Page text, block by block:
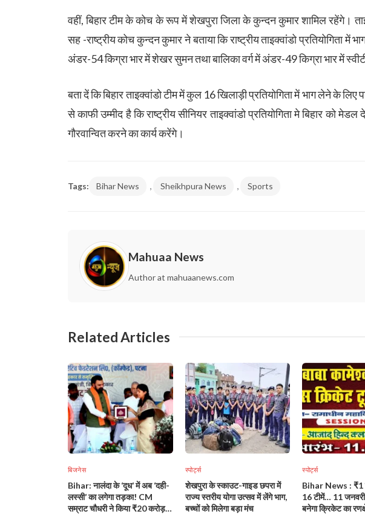
वहीं, बिहार टीम के कोच के रूप में शेखपुरा जिला के कुन्दन कुमार शामिल रहेंगे।
सह -राष्ट्रीय कोच कुन्दन कुमार ने बताया कि राष्ट्रीय ताइक्वांडो प्रतियोगिता में
अंडर-54 किग्रा भार में शेखर सुमन तथा बालिका वर्ग में अंडर-49 किग्रा भार में
बता दें कि बिहार ताइक्वांडो टीम में कुल 16 खिलाड़ी प्रतियोगिता में भाग लेने के
से काफी उम्मीद है कि राष्ट्रीय सीनियर ताइक्वांडो प्रतियोगिता मे बिहार को
गौरवान्वित करने का कार्य करेंगे।
Tags: Bihar News Sheikhpura News Sports
Mahuaa News
Author at mahuaanews.com
Related Articles
बिजनेस
Bihar: नालंदा के ‘दूध’ में अब ‘दही-
लस्सी’ का लगेगा तड़का! CM
सम्राट चौधरी ने किया ₹20 करोड़
स्पोर्ट्स
शेखपुरा के स्काउट-गाइड छपरा में
राज्य स्तरीय योगा उत्सव में लेंगे भाग,
बच्चों को मिलेगा बड़ा मंच
स्पोर्ट्स
Bihar News : ₹1
16 टीमें… 11
बनेगा क्रिकेट का